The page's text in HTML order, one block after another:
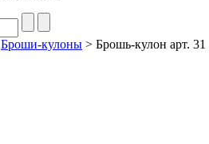
Броши-кулоны > Брошь-кулон арт. 31